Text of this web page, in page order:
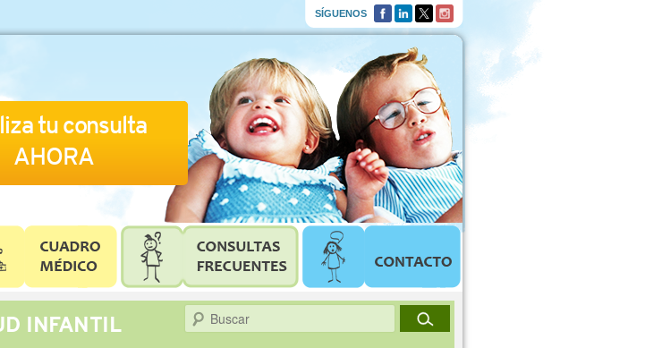
SÍGUENOS
tu consulta
AHORA
INFANTIL Buscar